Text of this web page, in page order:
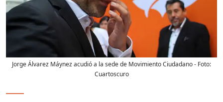
Jorge Álvarez Máynez acudió a la sede de Movimiento Ciudadano- Foto:
Cuartoscuro